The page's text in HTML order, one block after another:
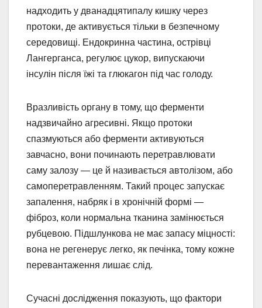
надходить у дванадцятипалу кишку через
протоки, де активується тільки в безпечному
середовищі. Ендокринна частина, острівці
Лангерганса, регулює цукор, випускаючи
інсулін після їжі та глюкагон під час голоду.
Вразливість органу в тому, що ферменти
надзвичайно агресивні. Якщо протоки
спазмуються або ферменти активуються
завчасно, вони починають перетравлювати
саму залозу — це й називається автолізом, або
самоперетравленням. Такий процес запускає
запалення, набряк і в хронічній формі —
фіброз, коли нормальна тканина замінюється
рубцевою. Підшлункова не має запасу міцності:
вона не регенерує легко, як печінка, тому кожне
перевантаження лишає слід.
Сучасні дослідження показують, що фактори